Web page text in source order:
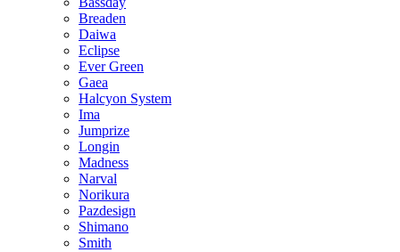
Breaden
Daiwa
Eclipse
Ever Green
Gaea
Halcyon System
Ima
Jumprize
Longin
Madness
Narval
Norikura
Pazdesign
Shimano
Smith